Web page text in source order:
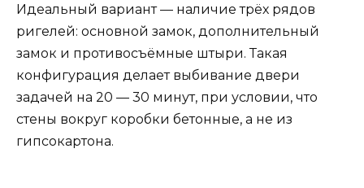
Идеальный вариант — наличие трёх рядов
ригелей: основной замок, дополнительный
замок и противосъёмные штыри. Такая
конфигурация делает выбивание двери
задачей на 20 — 30 минут, при условии, что
стены вокруг коробки бетонные, а не из
гипсокартона.